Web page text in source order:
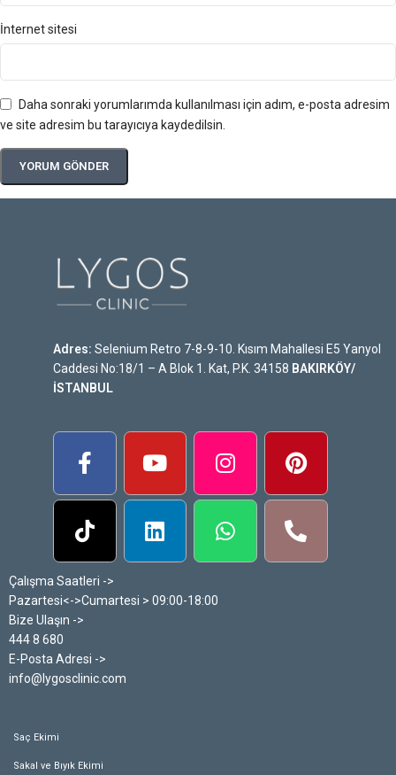
İnternet sitesi
Daha sonraki yorumlarımda kullanılması için adım, e-posta adresim
ve site adresim bu tarayıcıya kaydedilsin.
Adres: Selenium Retro 7-8-9-10. Kısım Mahallesi E5 Yanyol
Caddesi No:18/1 – A Blok 1. Kat, P.K. 34158 BAKIRKÖY/
İSTANBUL
Çalışma Saatleri ->
Pazartesi<->Cumartesi > 09:00-18:00
Bize Ulaşın ->
444 8 680
E-Posta Adresi ->
info@lygosclinic.com
Saç Ekimi
Sakal ve Bıyık Ekimi